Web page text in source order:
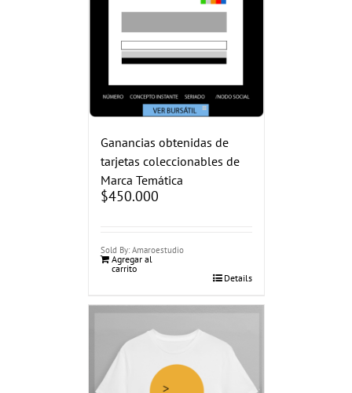
Ganancias obtenidas de
tarjetas coleccionables de
Marca Temática
$450.000
Sold By: Amaroestudio
Agregar al
carrito
Details